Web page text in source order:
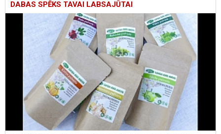
DABAS SPĒKS TAVAI LABSAJŪTAI